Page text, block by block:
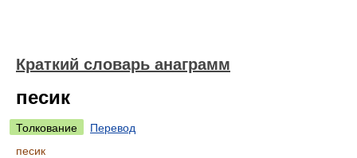
Краткий словарь анаграмм
песик
Толкование
Перевод
песик